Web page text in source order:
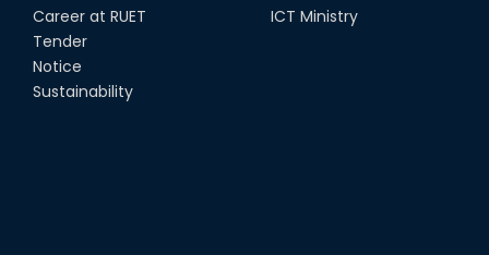
Career at RUET
Tender
Notice
Sustainability
ICT Ministry